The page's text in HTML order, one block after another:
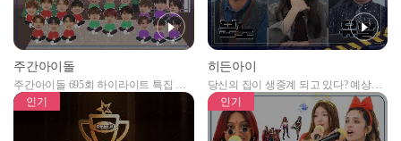
주간아이돌
주간아이돌 695회 하이라이트 특집 남
자아이돌편 예고
히든아이
당신의 집이 생중계 되고 있다? 예상치
못한 곳에서 일어나는 불법촬영 범죄!
인기 인기